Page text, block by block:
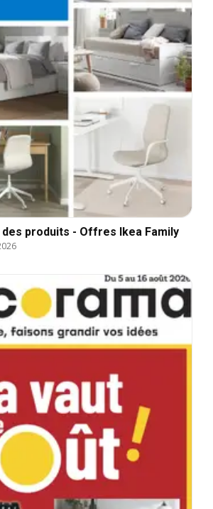
des produits - Offres Ikea Family